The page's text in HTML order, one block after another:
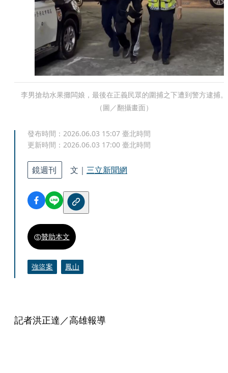
李男搶劫水果攤闆娘，最後在正義民眾的圍捕之下遭到警方逮捕。
（圖／翻攝畫面）
發布時間： 2026.06.03 15:07 臺北時間
更新時間： 2026.06.03 17:00 臺北時間
鏡週刊 文｜ 三立新聞網
贊助本文
強盜案 鳳山
記者洪正達／高雄報導